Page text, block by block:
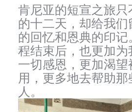
肯尼亚的短宣之旅只
的十二天，却给我们
的回忆和恩典的印记
程结束后，也更加为
一切感恩，更加渴望
用，更多地去帮助那
人。